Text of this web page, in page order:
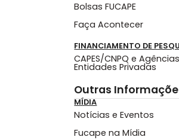
Bolsas FUCAPE
Faça Acontecer
FINANCIAMENTO DE
CAPES/CNPQ e
Entidades Privadas
Outras
MÍDIA
Notícias e Eventos
Fucape na Mídia